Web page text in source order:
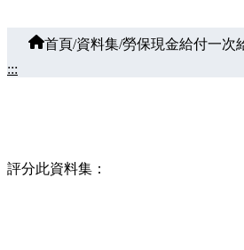
首頁/資料集/勞保現金給付一次
:::
評分此資料集：